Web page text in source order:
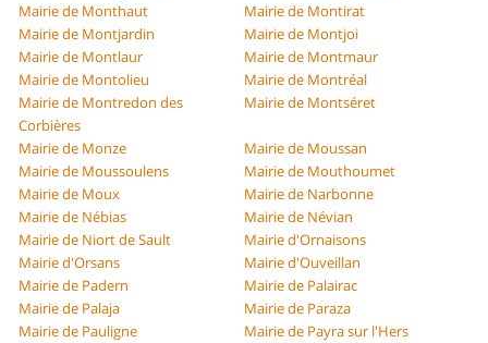
Mairie de Monthaut
Mairie de Montirat
Mairie de Montjardin
Mairie de Montjoi
Mairie de Montlaur
Mairie de Montmaur
Mairie de Montolieu
Mairie de Montréal
Mairie de Montredon des
Corbières
Mairie de Montséret
Mairie de Monze
Mairie de Moussan
Mairie de Moussoulens
Mairie de Mouthoumet
Mairie de Moux
Mairie de Narbonne
Mairie de Nébias
Mairie de Névian
Mairie de Niort de Sault
Mairie d'Ornaisons
Mairie d'Orsans
Mairie d'Ouveillan
Mairie de Padern
Mairie de Palairac
Mairie de Palaja
Mairie de Paraza
Mairie de Pauligne
Mairie de Payra sur l'Hers